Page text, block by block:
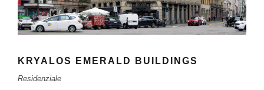
KRYALOS EMERALD BUILDINGS
Residenziale